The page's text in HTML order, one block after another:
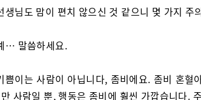
생님도 맘이 편치 않으신 것 같으니 몇 가지 주
… 말씀하세요.
쁨이는 사람이 아닙니다, 좀비에요. 좀비 혼혈
사람일 뿐, 행동은 좀비에 훨씬 가깝습니다.